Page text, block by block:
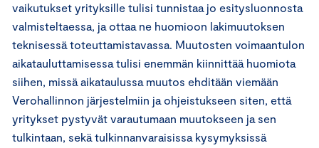
vaikutukset yrityksille tulisi tunnistaa jo esitysluonnosta
valmisteltaessa, ja ottaa ne huomioon lakimuutoksen
teknisessä toteuttamistavassa. Muutosten voimaantulon
aikatauluttamisessa tulisi enemmän kiinnittää huomiota
siihen, missä aikataulussa muutos ehditään viemään
Verohallinnon järjestelmiin ja ohjeistukseen siten, että
yritykset pystyvät varautumaan muutokseen ja sen
tulkintaan, sekä tulkinnanvaraisissa kysymyksissä